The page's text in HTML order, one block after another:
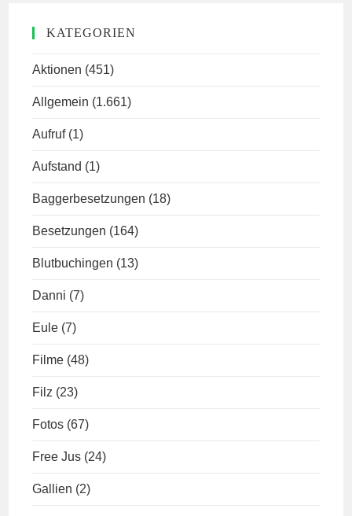
KATEGORIEN
Aktionen (451)
Allgemein (1.661)
Aufruf (1)
Aufstand (1)
Baggerbesetzungen (18)
Besetzungen (164)
Blutbuchingen (13)
Danni (7)
Eule (7)
Filme (48)
Filz (23)
Fotos (67)
Free Jus (24)
Gallien (2)